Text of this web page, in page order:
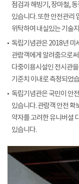
점검과 해빙기, 장마철,
있습니다. 또한 안전관리
위탁하여 내실있는 기술
독립기념관은 2018년 미
관람객에게 알려줌으로
다중이용시설인 전시관
기준치 이내로 측정되었
독립기념관은 국민이 안
있습니다. 관람객 안전 확
약자를 고려한 유니버셜
있습니다.